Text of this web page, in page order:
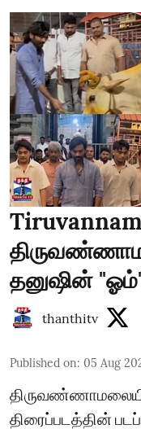
தனுஷின் "ஓம்"
thanthitv
Published on: 05 Aug
திரைப்படத்தின்